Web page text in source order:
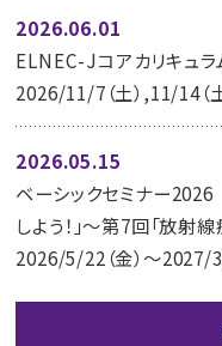
2026.06.01
ELNEC-Jコアカリキュ
2026/11/7（土）,11/14（土
2026.05.15
ベーシックセミナー
しよう！」～第7回「放射
2026/5/22（金）～2027/3/